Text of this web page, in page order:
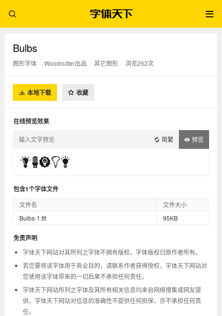
Bulbs
图形字体 Woodcutter出品 其它图形 浏览262次
本地下载 收藏
在线预览效果
简繁 预览
包含1个字体文件
文件名
文件大小
Bulbs-1.ttf
95KB
免责声明
字体天下网站对其所列之字体不拥有版权，字体版权归原作者所有。
若您要将该字体用于商业目的，请联系作者获得授权，字体天下网站对
您使用该字体带来的一切后果不承担任何责任。
字体天下网站所列之字体及其所有相关信息均来自网络搜集或网友提
供，字体天下网站对信息的准确性不提供任何担保，亦不承担任何责
任。